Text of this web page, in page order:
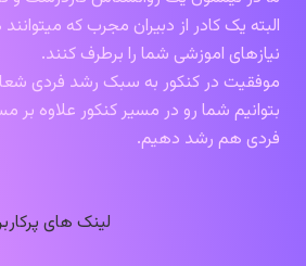
البته یک کادر از دبیران مجرب که
نیازهای اموزشی شما را برطرف کنند.
موفقیت در کنکور به سبک رشد فردی
بتوانیم شما رو در مسیر کنکور علاوه بر
فردی هم رشد دهیم.
لینک های